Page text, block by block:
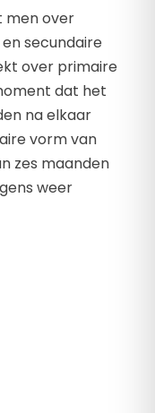
men over
secundaire
over primaire
dat het
na elkaar
vorm van
zes maanden
weer